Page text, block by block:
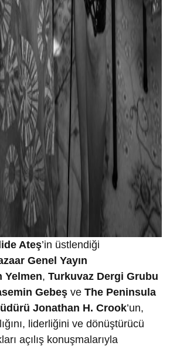
Ateş’in üstlendiği
Genel Yayın
Yelmen, Turkuvaz Dergi Grubu
Gebeş ve The Peninsula
Jonathan H. Crook’un,
liderliğini ve dönüştürücü
açılış konuşmalarıyla